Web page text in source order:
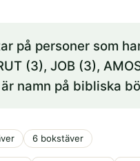
på personer som
(3), JOB (3),
namn på bibliska
6 bokstäver